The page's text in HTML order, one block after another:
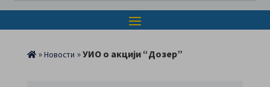
»Новости »УИО о акцији “Дозер”